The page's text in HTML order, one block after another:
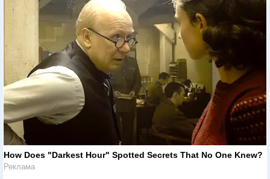
How Does "Darkest Hour" Spotted Secrets That No One Knew?
Реклама